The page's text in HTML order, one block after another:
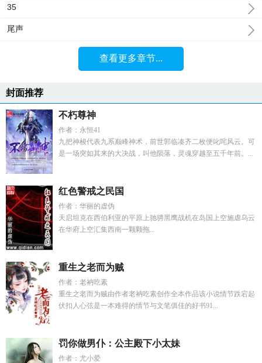
35
尾声
查看更多章节...
封面推荐
不朽尊神
作者：永恒41
九把神梭代表九系巅峰神术，前世郭临凑齐二枚便叱咤风云。可
是一场突如其来的大决战，叫他陨落，灵魂穿越至五千年前。...
红色警戒之民国
作者：华丽的虚伪
天启坦克在西伯利亚的平原上驰骋黑鹰战机在岛国上空施虐乌云
在华府上空汇集西南一颗颗拖...
重生之老而为贼
作者：老衲吃素
重生之老而为贼由作者老衲吃素创作全本作品该小说情节跌宕起
伏扣人心弦是一本难得的情节与文笔俱佳的好书91...
罚你做男仆：公主殿下小太妹
作者：尤小爱